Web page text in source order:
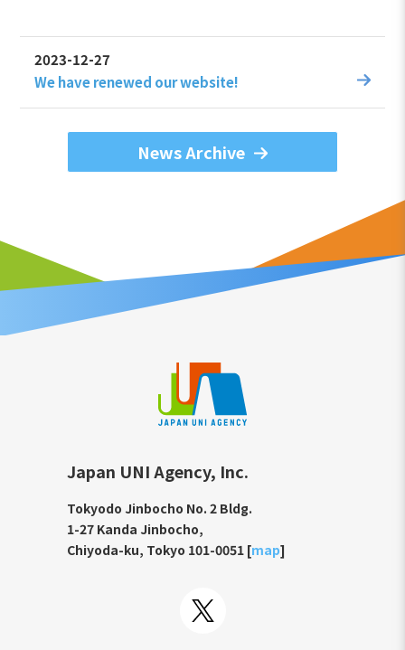
2023-12-27
We have renewed our website!
News Archive
Japan UNI Agency, Inc.
Tokyodo Jinbocho No. 2 Bldg.
1-27 Kanda Jinbocho,
Chiyoda-ku, Tokyo 101-0051 [map]